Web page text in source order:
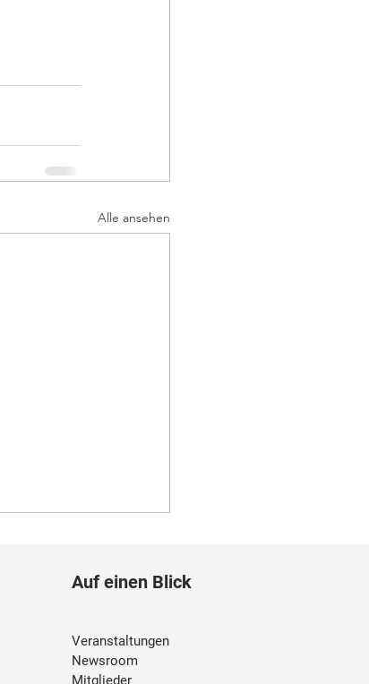
Alle ansehen
Auf einen Blick
Veranstaltungen
Newsroom